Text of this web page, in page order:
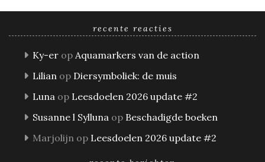
recente reacties
Ky-er op Aquamarkers van de action
Lilian op Diersymboliek: de muis
Luna op Leesdoelen 2026 update #2
Susanne l Sylluna op Beschadigde boeken
Marjolijn op Leesdoelen 2026 update #2